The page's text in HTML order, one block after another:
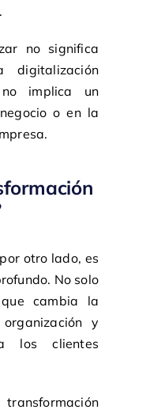
no significa
digitalización
implica un
o en la
otro lado, es
No solo
cambia la
y
los clientes